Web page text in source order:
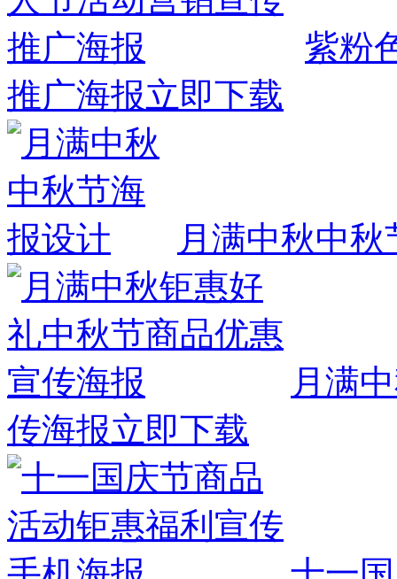
紫粉
推广海报立即下载
月满中秋中
月满
传海报立即下载